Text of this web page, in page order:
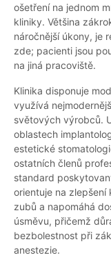
ošetření na jednom
kliniky. Většina
náročnější úkony, je
zde; pacienti jsou
na jiná pracoviště.
Klinika disponuje
využívá
světových výrobců.
oblastech
estetické
ostatních členů
standard
orientuje na
zubů a napomáhá
úsměvu, přičemž
bezbolestnost při
anestezie.